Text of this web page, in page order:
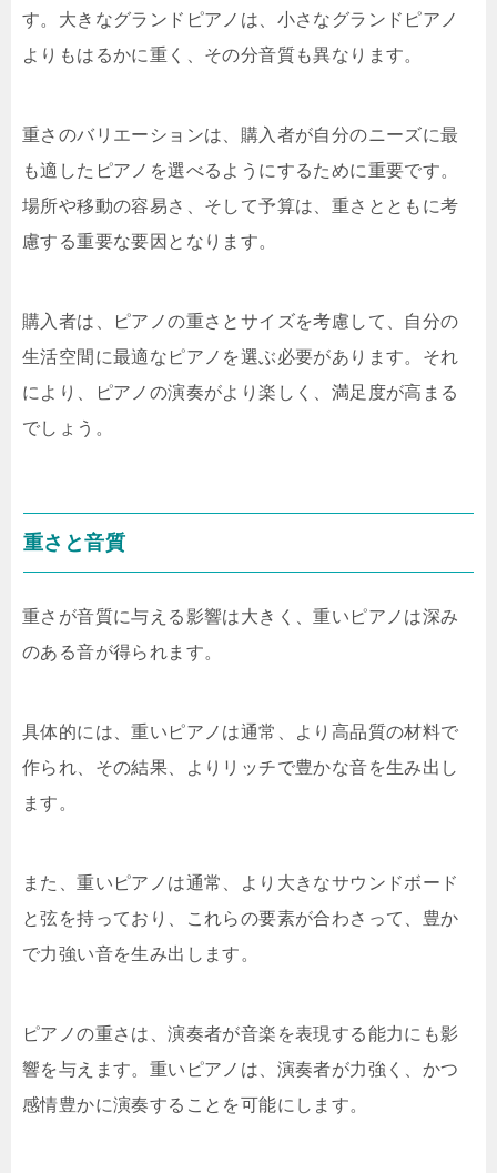
す。大きなグランドピアノは、小さなグランドピアノ
よりもはるかに重く、その分音質も異なります。
重さのバリエーションは、購入者が自分のニーズに最
も適したピアノを選べるようにするために重要です。
場所や移動の容易さ、そして予算は、重さとともに考
慮する重要な要因となります。
購入者は、ピアノの重さとサイズを考慮して、自分の
生活空間に最適なピアノを選ぶ必要があります。それ
により、ピアノの演奏がより楽しく、満足度が高まる
でしょう。
重さと音質
重さが音質に与える影響は大きく、重いピアノは深み
のある音が得られます。
具体的には、重いピアノは通常、より高品質の材料で
作られ、その結果、よりリッチで豊かな音を生み出し
ます。
また、重いピアノは通常、より大きなサウンドボード
と弦を持っており、これらの要素が合わさって、豊か
で力強い音を生み出します。
ピアノの重さは、演奏者が音楽を表現する能力にも影
響を与えます。重いピアノは、演奏者が力強く、かつ
感情豊かに演奏することを可能にします。